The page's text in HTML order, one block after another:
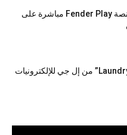
سامسونج تقدم منصة Fender Play مباشرة على